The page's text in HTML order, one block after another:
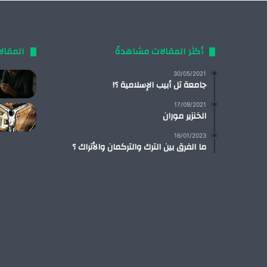
أكثر المقالات مشاهدةً
30/05/2021
جامعة تل أبيب الإسلامية ؟!
17/09/2021
الخنزير موران
16/01/2023
ما الفرق بين الترك والتركمان والأتراك ؟